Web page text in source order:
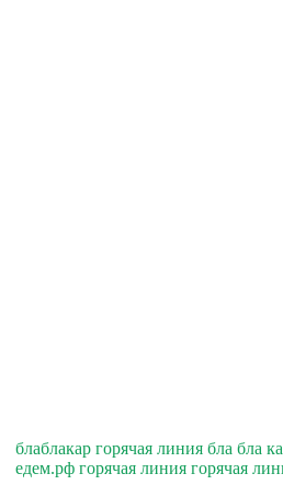
блаблакар горячая линия бла бла
едем.рф горячая линия горячая